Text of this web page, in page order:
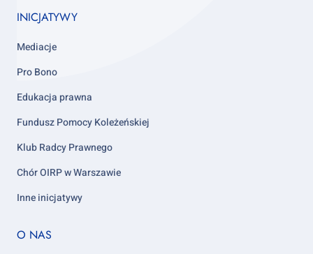
INICJATYWY
Mediacje
Pro Bono
Edukacja prawna
Fundusz Pomocy Koleżeńskiej
Klub Radcy Prawnego
Chór OIRP w Warszawie
Inne inicjatywy
Footer
O NAS